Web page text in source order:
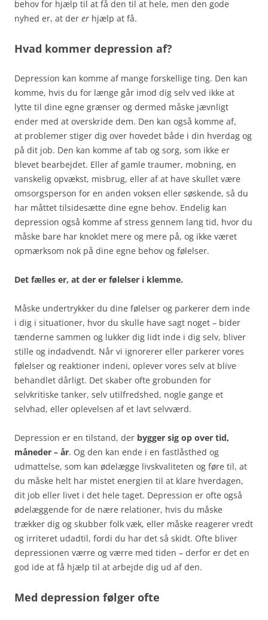
behov for hjælp til at få den til at hele, men den gode
nyhed er, at der er hjælp at få.
Hvad kommer depression af?
Depression kan komme af mange forskellige ting. Den kan
komme, hvis du for længe går imod dig selv ved ikke at
lytte til dine egne grænser og dermed måske jævnligt
ender med at overskride dem. Den kan også komme af,
at problemer stiger dig over hovedet både i din hverdag og
på dit job. Den kan komme af tab og sorg, som ikke er
blevet bearbejdet. Eller af gamle traumer, mobning, en
vanskelig opvækst, misbrug, eller af at have skullet være
omsorgsperson for en anden voksen eller søskende, så du
har måttet tilsidesætte dine egne behov. Endelig kan
depression også komme af stress gennem lang tid, hvor du
måske bare har knoklet mere og mere på, og ikke været
opmærksom nok på dine egne behov og følelser.
Det fælles er, at der er følelser i klemme.
Måske undertrykker du dine følelser og parkerer dem inde
i dig i situationer, hvor du skulle have sagt noget – bider
tænderne sammen og lukker dig lidt inde i dig selv, bliver
stille og indadvendt. Når vi ignorerer eller parkerer vores
følelser og reaktioner indeni, oplever vores selv at blive
behandlet dårligt. Det skaber ofte grobunden for
selvkritiske tanker, selv utilfredshed, nogle gange et
selvhad, eller oplevelsen af et lavt selvværd.
Depression er en tilstand, der bygger sig op over tid,
måneder – år. Og den kan ende i en fastlåsthed og
udmattelse, som kan ødelægge livskvaliteten og føre til, at
du måske helt har mistet energien til at klare hverdagen,
dit job eller livet i det hele taget. Depression er ofte også
ødelæggende for de nære relationer, hvis du måske
trækker dig og skubber folk væk, eller måske reagerer vredt
og irriteret udadtil, fordi du har det så skidt. Ofte bliver
depressionen værre og værre med tiden – derfor er det en
god ide at få hjælp til at arbejde dig ud af den.
Med depression følger ofte